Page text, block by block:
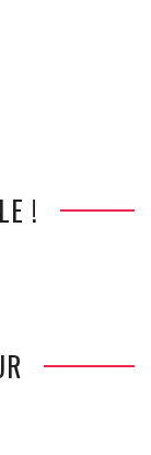
!